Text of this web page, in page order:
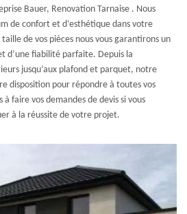
Bauer, Renovation Tarnaise . Nous
de confort et d’esthétique dans votre
de vos pièces nous vous garantirons un
d’une fiabilité parfaite. Depuis la
jusqu’aux plafond et parquet, notre
disposition pour répondre à toutes vos
à faire vos demandes de devis si vous
à la réussite de votre projet.